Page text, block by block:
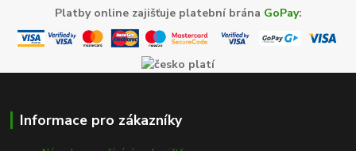
Platby online zajišťuje platební brána GoPay:
Informace pro zákazníky